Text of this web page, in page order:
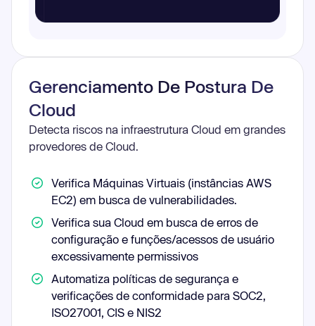
Gerenciamento De Postura De
Cloud
Detecta riscos na infraestrutura Cloud em grandes
provedores de Cloud.
Verifica Máquinas Virtuais (instâncias AWS
EC2) em busca de vulnerabilidades.
Verifica sua Cloud em busca de erros de
configuração e funções/acessos de usuário
excessivamente permissivos
Automatiza políticas de segurança e
verificações de conformidade para SOC2,
ISO27001, CIS e NIS2